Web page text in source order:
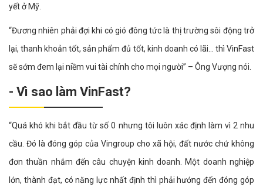
yết ở Mỹ.
“Đương nhiên phải đợi khi có gió đông tức là thị trường sôi động trở
lại, thanh khoản tốt, sản phẩm đủ tốt, kinh doanh có lãi… thì VinFast
sẽ sớm đem lại niềm vui tài chính cho mọi người” – Ông Vượng nói.
- Vì sao làm VinFast?
“Quá khó khi bắt đầu từ số 0 nhưng tôi luôn xác định làm vì 2 nhu
cầu. Đó là đóng góp của Vingroup cho xã hội, đất nước chứ không
đơn thuần nhắm đến câu chuyện kinh doanh. Một doanh nghiệp
lớn, thành đạt, có năng lực nhất định thì phải hướng đến đóng góp